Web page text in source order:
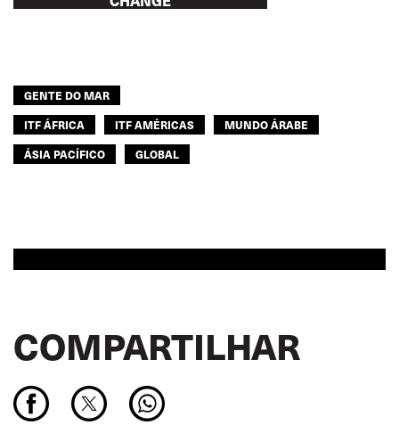
GENTE DO MAR
ITF ÁFRICA
ITF AMÉRICAS
MUNDO ÁRABE
ÁSIA PACÍFICO
GLOBAL
COMPARTILHAR